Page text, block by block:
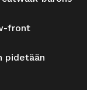
front
pidetään